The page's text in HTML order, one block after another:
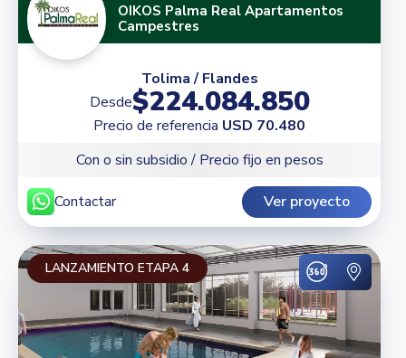
OIKOS Palma Real Apartamentos
Campestres
Tolima / Flandes
Desde$224.084.850
Precio de referencia USD 70.480
Con o sin subsidio / Precio fijo en pesos
Contactar Ver proyecto
LANZAMIENTO ETAPA 4